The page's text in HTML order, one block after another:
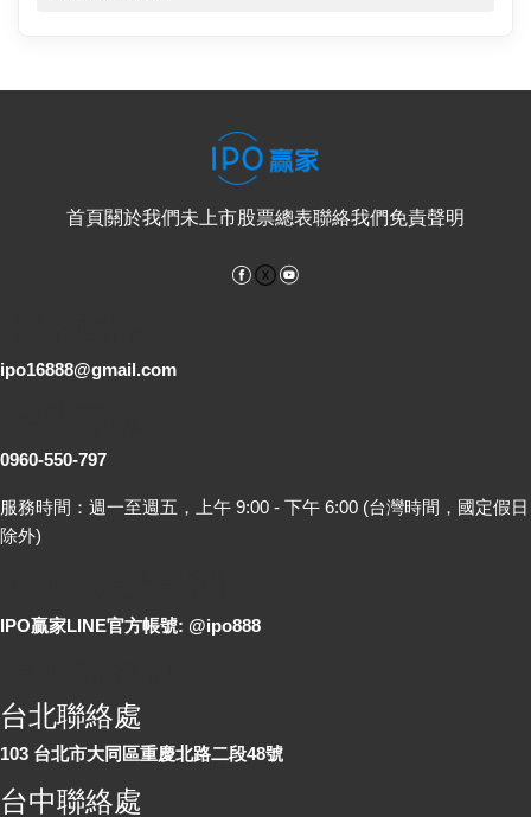
首頁關於我們未上市股票總表聯絡我們免責聲明
Facebook
ipo16888@gmail.com
0960-550-797
服務時間：週一至週五，上午 9:00 - 下午 6:00 (台灣時間，國定假日
除外)
IPO贏家LINE官方帳號: @ipo888
台北聯絡處
103 台北市大同區重慶北路二段48號
台中聯絡處